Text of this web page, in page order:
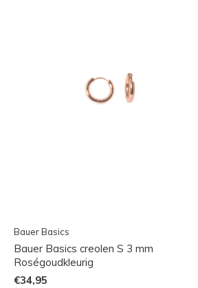
Bauer Basics
Bauer Basics creolen S 3 mm
Roségoudkleurig
€34,95